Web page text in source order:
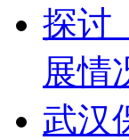
探讨
展情
武汉